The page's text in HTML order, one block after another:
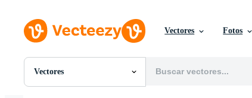
Vectores Fotos
Vectores
Todas Imágenes